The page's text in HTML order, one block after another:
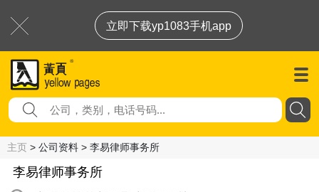
立即下载yp1083手机app
主页 > 公司资料 > 李易律师事务所
李易律师事务所